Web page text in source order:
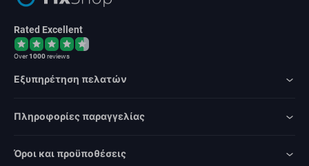
Rated Excellent
Over1000reviews
Εξυπηρέτηση πελατών
Πληροφορίες παραγγελίας
Όροι και προϋποθέσεις